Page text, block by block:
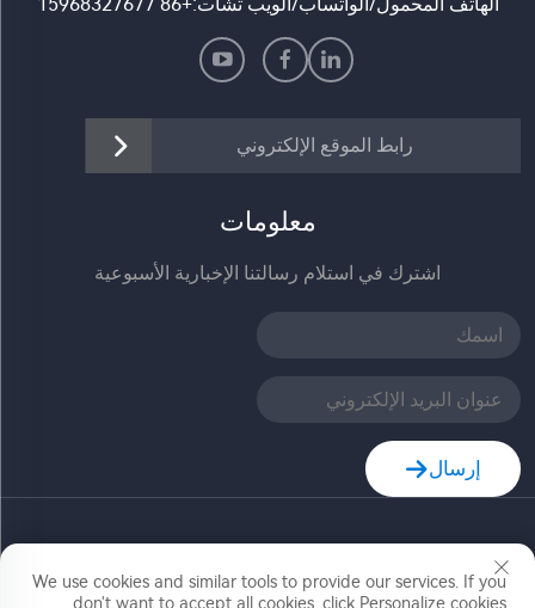
رابط الموقع الإلكتروني
معلومات
اشترك في استلام رسالتنا الإخبارية الأسبوعية
إرسال
حقوق النشر © شركة زهيجيانغ جيا ديله للتكنولوجيا المحدودة.
جميع الحقوق محفوظة
We use cookies and similar tools to provide our services. If you
don't want to accept all cookies, click Personalize cookies.